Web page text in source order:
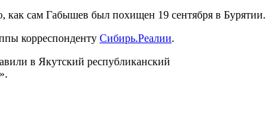
сам Габышев был похищен 19 сентября в Бурятии.
корреспонденту Сибирь.Реалии.
в Якутский республиканский